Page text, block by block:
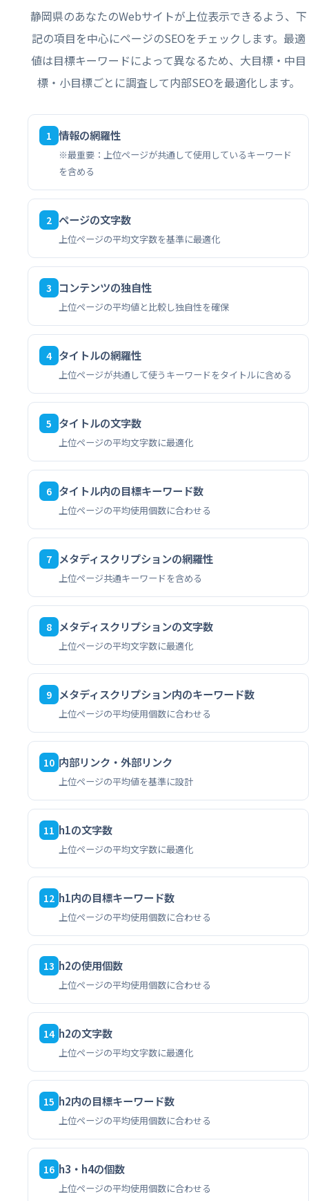
静岡県のあなたのWebサイトが上位表示できるよう、下
記の項目を中心にページのSEOをチェックします。最適
値は目標キーワードによって異なるため、大目標・中目
標・小目標ごとに調査して内部SEOを最適化します。
1 情報の網羅性
※最重要：上位ページが共通して使用しているキーワード
を含める
2 ページの文字数
上位ページの平均文字数を基準に最適化
3 コンテンツの独自性
上位ページの平均値と比較し独自性を確保
4 タイトルの網羅性
上位ページが共通して使うキーワードをタイトルに含める
5 タイトルの文字数
上位ページの平均文字数に最適化
6 タイトル内の目標キーワード数
上位ページの平均使用個数に合わせる
7 メタディスクリプションの網羅性
上位ページ共通キーワードを含める
8 メタディスクリプションの文字数
上位ページの平均文字数に最適化
9 メタディスクリプション内のキーワード数
上位ページの平均使用個数に合わせる
10 内部リンク・外部リンク
上位ページの平均値を基準に設計
11 h1の文字数
上位ページの平均文字数に最適化
12 h1内の目標キーワード数
上位ページの平均使用個数に合わせる
13 h2の使用個数
上位ページの平均使用個数に合わせる
14 h2の文字数
上位ページの平均文字数に最適化
15 h2内の目標キーワード数
上位ページの平均使用個数に合わせる
16 h3・h4の個数
上位ページの平均使用個数に合わせる